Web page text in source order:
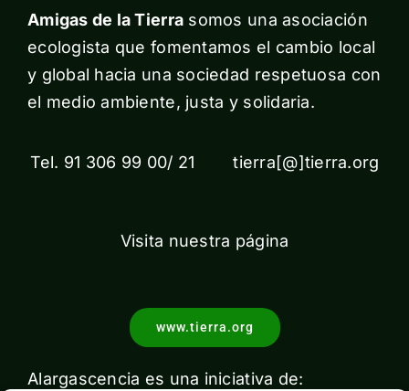
Amigas de la Tierra somos una asociación
ecologista que fomentamos el cambio local
y global hacia una sociedad respetuosa con
el medio ambiente, justa y solidaria.
Tel. 91 306 99 00/ 21 tierra[@]tierra.org
Visita nuestra página
www.tierra.org
Alargascencia es una iniciativa de: